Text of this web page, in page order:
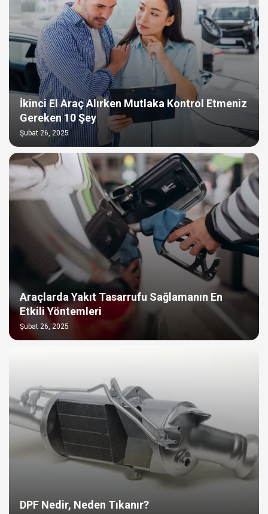
İkinci El Araç Alırken Mutlaka Kontrol Etmeniz
Gereken 10 Şey
Şubat 26, 2025
Araçlarda Yakıt Tasarrufu Sağlamanın En
Etkili Yöntemleri
Şubat 26, 2025
DPF Nedir, Neden Tıkanır?